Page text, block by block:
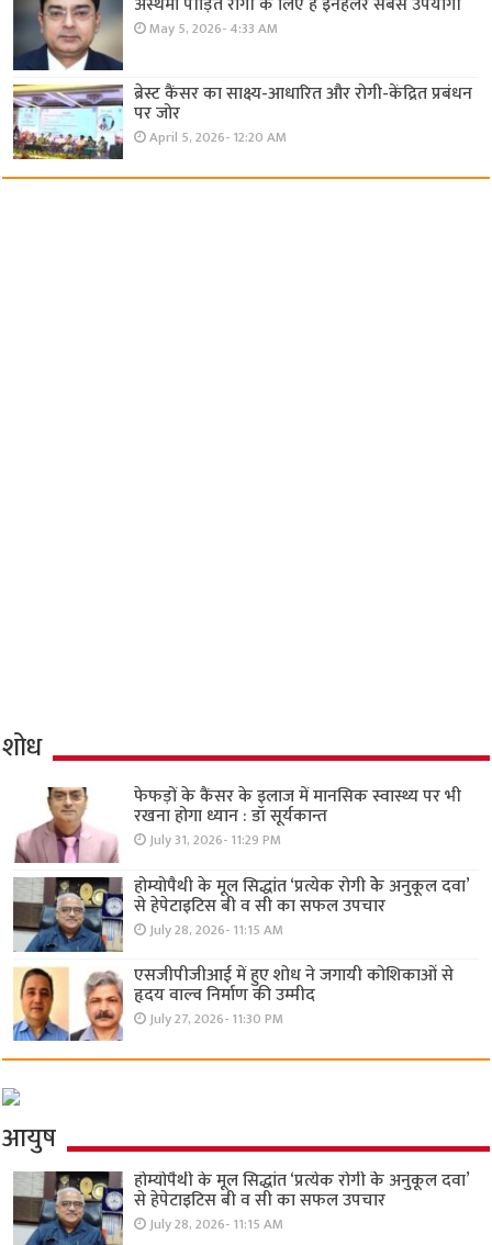
May 5, 2026- 4:33 AM
ब्रेस्ट कैंसर का साक्ष्य-आधारित और रोगी-केंद्रित प्रबंधन
पर जोर
April 5, 2026- 12:20 AM
शोध
फेफड़ों के कैंसर के इलाज में मानसिक स्वास्थ्य पर भी
रखना होगा ध्यान : डॉ सूर्यकान्त
July 31, 2026- 11:29 PM
होम्योपैथी के मूल सिद्धांत ‘प्रत्येक रोगी केे अनुकूल दवा’
से हेपेटाइटिस बी व सी का सफल उपचार
July 28, 2026- 11:15 AM
एसजीपीजीआई में हुए शोध ने जगायी कोशिकाओं से
हृदय वाल्व निर्माण की उम्मीद
July 27, 2026- 11:30 PM
आयुष
होम्योपैथी के मूल सिद्धांत ‘प्रत्येक रोगी केे अनुकूल दवा’
से हेपेटाइटिस बी व सी का सफल उपचार
July 28, 2026- 11:15 AM